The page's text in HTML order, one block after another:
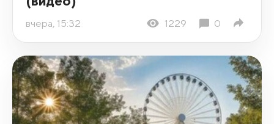
вчера, 15:32 1229 0